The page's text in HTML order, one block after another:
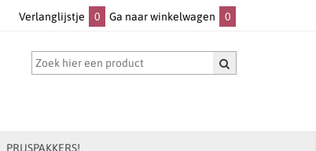
Ga naar winkelwagen 0
Verlanglijstje 0
PRIJSPAKKERS!